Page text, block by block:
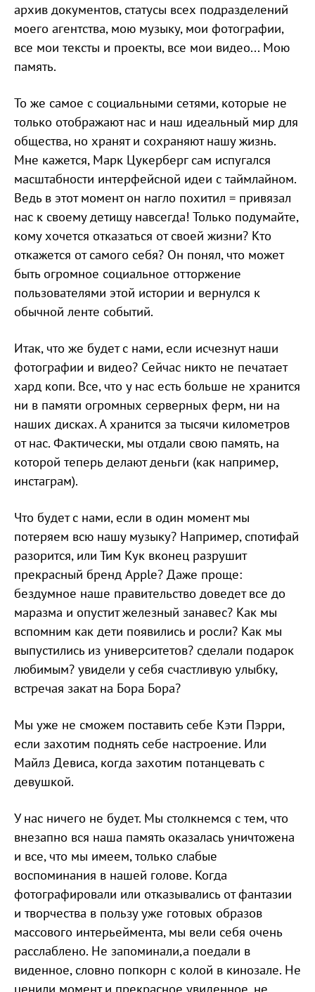
архив документов, статусы всех подразделений
моего агентства, мою музыку, мои фотографии,
все мои тексты и проекты, все мои видео... Мою
память.
То же самое с социальными сетями, которые не
только отображают нас и наш идеальный мир для
общества, но хранят и сохраняют нашу жизнь.
Мне кажется, Марк Цукерберг сам испугался
масштабности интерфейсной идеи с таймлайном.
Ведь в этот момент он нагло похитил = привязал
нас к своему детищу навсегда! Только подумайте,
кому хочется отказаться от своей жизни? Кто
откажется от самого себя? Он понял, что может
быть огромное социальное отторжение
пользователями этой истории и вернулся к
обычной ленте событий.
Итак, что же будет с нами, если исчезнут наши
фотографии и видео? Сейчас никто не печатает
хард копи. Все, что у нас есть больше не хранится
ни в памяти огромных серверных ферм, ни на
наших дисках. А хранится за тысячи километров
от нас. Фактически, мы отдали свою память, на
которой теперь делают деньги (как например,
инстаграм).
Что будет с нами, если в один момент мы
потеряем всю нашу музыку? Например, спотифай
разорится, или Тим Кук вконец разрушит
прекрасный бренд Apple? Даже проще:
бездумное наше правительство доведет все до
маразма и опустит железный занавес? Как мы
вспомним как дети появились и росли? Как мы
выпустились из университетов? сделали подарок
любимым? увидели у себя счастливую улыбку,
встречая закат на Бора Бора?
Мы уже не сможем поставить себе Кэти Пэрри,
если захотим поднять себе настроение. Или
Майлз Девиса, когда захотим потанцевать с
девушкой.
У нас ничего не будет. Мы столкнемся с тем, что
внезапно вся наша память оказалась уничтожена
и все, что мы имеем, только слабые
воспоминания в нашей голове. Когда
фотографировали или отказывались от фантазии
и творчества в пользу уже готовых образов
массового интерьеймента, мы вели себя очень
расслаблено. Не запоминали,а поедали в
виденное, словно попкорн с колой в кинозале. Не
ценили момент и прекрасное увиденное, не